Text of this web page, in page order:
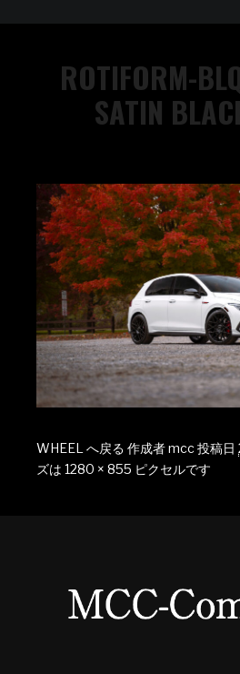
ROTIFORM-
SATIN
WHEEL へ戻る 作成者mcc投稿日
ズは 1280 × 855 ピクセルです